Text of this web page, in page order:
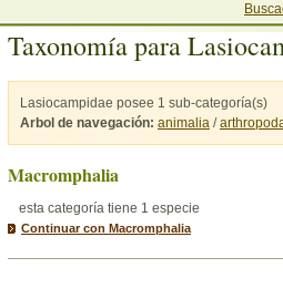
Taxonomía para
Lasiocampidae posee 1 sub-categoría(s)
Arbol de navegación: animalia /
Macromphalia
esta categoría tiene 1 especie
Continuar con Macromphalia